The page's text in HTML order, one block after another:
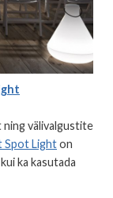
välivalgustite
Spot Lighton
ka kasutada